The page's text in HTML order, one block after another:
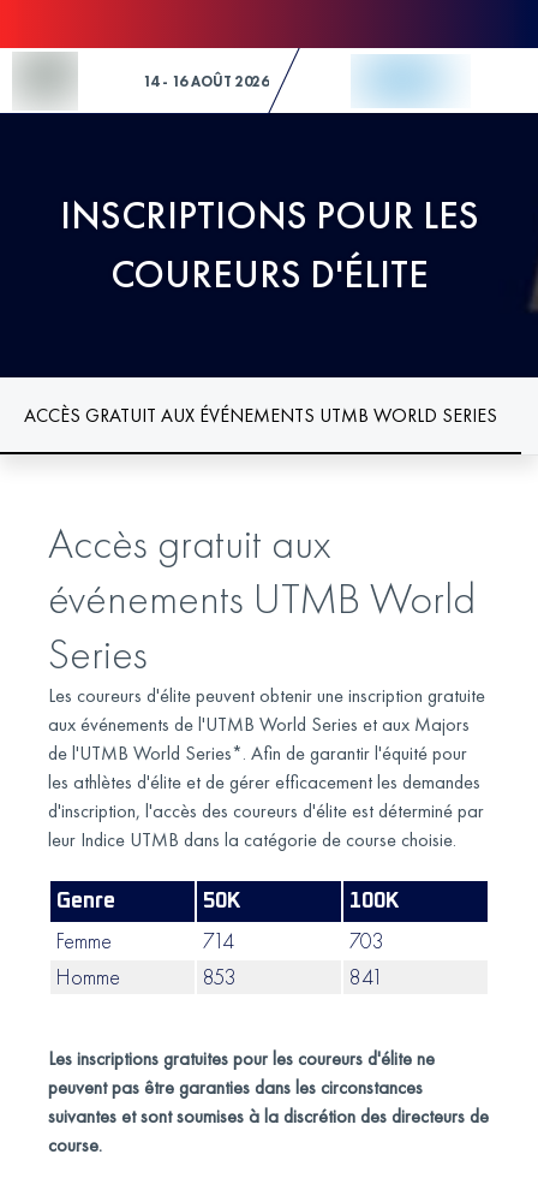
14 - 16 AOÛT 2026
INSCRIPTIONS POUR LES
COUREURS D'ÉLITE
ACCÈS GRATUIT AUX ÉVÉNEMENTS UTMB WORLD SERIES
Accès gratuit aux
événements UTMB World
Series
Les coureurs d'élite peuvent obtenir une inscription gratuite
aux événements de l'UTMB World Series et aux Majors
de l'UTMB World Series*. Afin de garantir l'équité pour
les athlètes d'élite et de gérer efficacement les demandes
d'inscription, l'accès des coureurs d'élite est déterminé par
leur Indice UTMB dans la catégorie de course choisie.
Genre 50K 100K
Femme 714 703
Homme
853 841
Les inscriptions gratuites pour les coureurs d'élite ne
peuvent pas être garanties dans les circonstances
suivantes et sont soumises à la discrétion des directeurs de
course.